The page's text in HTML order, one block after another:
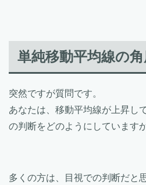
単純移動平均線の
突然ですが質問です。
あなたは、移動平均線が上昇し
の判断をどのようにしています
多くの方は、目視での判断だと